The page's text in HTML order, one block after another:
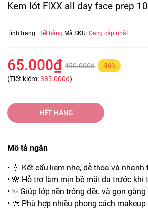
Kem lót FIXX all day face prep
Tình trạng: Hết hàng Mã SKU: Đang cập nhật
65.000₫ 450.000₫ -86%
(Tiết kiệm:385.000₫)
HẾT HÀNG
Mô tả ngắn
• 💧 Kết cấu kem nhẹ, dễ thoa và nhanh
• 🌸 Hỗ trợ làm mịn bề mặt da trước khi
• ✨ Giúp lớp nền trông đều và gọn gàng
• 🎨 Phù hợp nhiều phong cách